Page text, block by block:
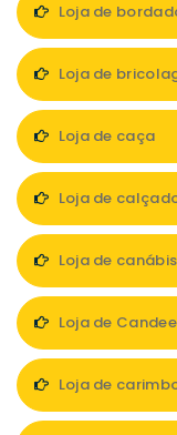
Loja de
Loja de
Loja de caça
Loja de
Loja de canábis
Loja de
Loja de